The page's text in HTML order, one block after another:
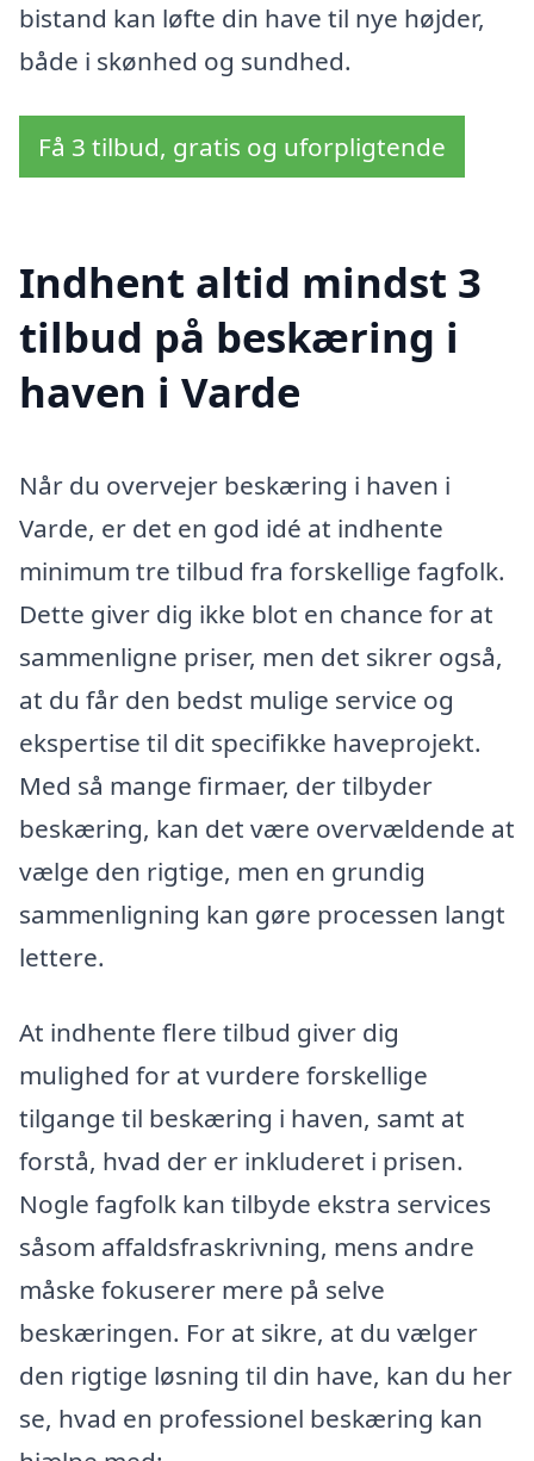
bistand kan løfte din have til nye højder,
både i skønhed og sundhed.
Få 3 tilbud, gratis og uforpligtende
Indhent altid mindst 3
tilbud på beskæring i
haven i Varde
Når du overvejer beskæring i haven i
Varde, er det en god idé at indhente
minimum tre tilbud fra forskellige fagfolk.
Dette giver dig ikke blot en chance for at
sammenligne priser, men det sikrer også,
at du får den bedst mulige service og
ekspertise til dit specifikke haveprojekt.
Med så mange firmaer, der tilbyder
beskæring, kan det være overvældende at
vælge den rigtige, men en grundig
sammenligning kan gøre processen langt
lettere.
At indhente flere tilbud giver dig
mulighed for at vurdere forskellige
tilgange til beskæring i haven, samt at
forstå, hvad der er inkluderet i prisen.
Nogle fagfolk kan tilbyde ekstra services
såsom affaldsfraskrivning, mens andre
måske fokuserer mere på selve
beskæringen. For at sikre, at du vælger
den rigtige løsning til din have, kan du her
se, hvad en professionel beskæring kan